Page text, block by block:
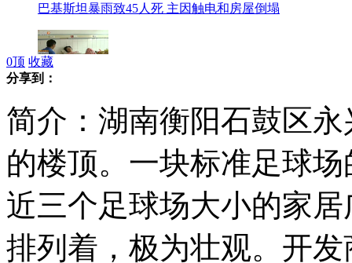
巴基斯坦暴雨致45人死 主因触电和房屋倒塌
美国赞同埃及按军方路线图推进和解
大巴高速倒车致追尾 惊险瞬间令人触目惊心
0顶 收藏
分享到：
简介：湖南衡阳石鼓区
的楼顶。一块标准足球
近三个足球场大小的家
排列着，极为壮观。开